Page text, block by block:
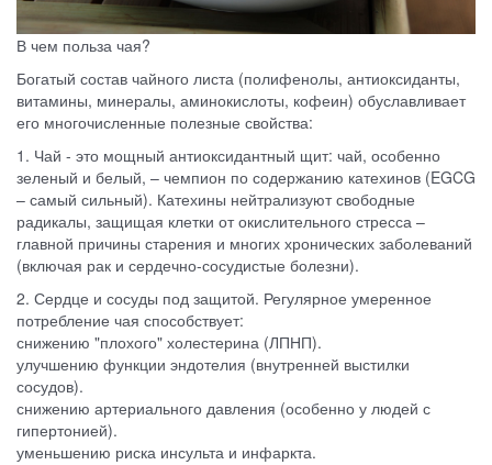
В чем польза чая?
Богатый состав чайного листа (полифенолы, антиоксиданты,
витамины, минералы, аминокислоты, кофеин) обуславливает
его многочисленные полезные свойства:
1. Чай - это мощный антиоксидантный щит: чай, особенно
зеленый и белый, – чемпион по содержанию катехинов (EGCG
– самый сильный). Катехины нейтрализуют свободные
радикалы, защищая клетки от окислительного стресса –
главной причины старения и многих хронических заболеваний
(включая рак и сердечно-сосудистые болезни).
2. Сердце и сосуды под защитой. Регулярное умеренное
потребление чая способствует:
снижению "плохого" холестерина (ЛПНП).
улучшению функции эндотелия (внутренней выстилки
сосудов).
снижению артериального давления (особенно у людей с
гипертонией).
уменьшению риска инсульта и инфаркта.